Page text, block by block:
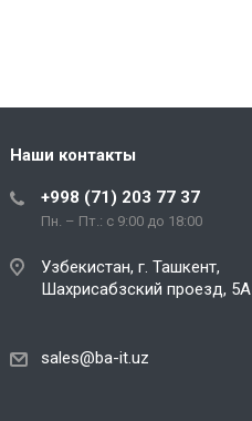
Наши контакты
+998 (71) 203 77 37
Пн. – Пт.: с 9:00 до 18:00
Узбекистан, г. Ташкент,
Шахрисабзский проезд, 5А
sales@ba-it.uz